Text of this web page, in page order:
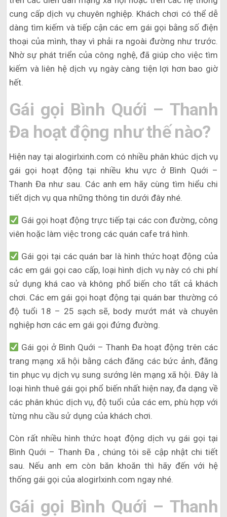
cung cấp dịch vụ chuyên nghiệp. Khách chơi có thể dễ
dàng tìm kiếm và tiếp cận các em gái gọi bằng số điện
thoại của mình, thay vì phải ra ngoài đường như trước.
Nhờ sự phát triển của công nghệ, đã giúp cho việc tìm
kiếm và liên hệ dịch vụ ngày càng tiện lợi hơn bao giờ
hết.
Gái gọi Bình Quới – Thanh
Đa hoạt động như thế nào?
Hiện nay tại alogirlxinh.com có nhiều phân khúc dịch vụ
gái gọi hoạt động tại nhiều khu vực ở Bình Quới –
Thanh Đa như sau. Các anh em hãy cùng tìm hiểu chi
tiết dịch vụ qua những thông tin dưới đây nhé.
Gái gọi hoạt động trực tiếp tại các con đường, công
viên hoặc làm việc trong các quán cafe trá hình.
Gái gọi tại các quán bar là hình thức hoạt động của
các em gái gọi cao cấp, loại hình dịch vụ này có chi phí
sử dụng khá cao và không phổ biến cho tất cả khách
chơi. Các em gái gọi hoạt động tại quán bar thường có
độ tuổi 18 – 25 sạch sẽ, body mướt mát và chuyên
nghiệp hơn các em gái gọi đứng đường.
Gái gọi ở Bình Quới – Thanh Đa hoạt động trên các
trang mạng xã hội bằng cách đăng các bức ảnh, đăng
tin phục vụ dịch vụ sung sướng lên mạng xã hội. Đây là
loại hình thuê gái gọi phổ biến nhất hiện nay, đa dạng về
các phân khúc dịch vụ, độ tuổi của các em, phù hợp với
từng nhu cầu sử dụng của khách chơi.
Còn rất nhiều hình thức hoạt động dịch vụ gái gọi tại
Bình Quới – Thanh Đa , chúng tôi sẽ cập nhật chi tiết
sau. Nếu anh em còn băn khoăn thì hãy đến với hệ
thống gái gọi của alogirlxinh.com ngay nhé.
Gái gọi Bình Quới – Thanh